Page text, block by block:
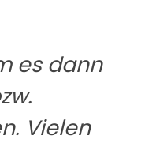
es dann
Vielen